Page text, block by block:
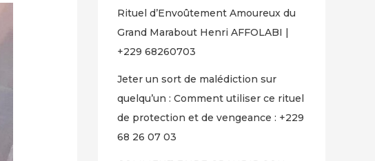
Rituel d’Envoûtement Amoureux du
Grand Marabout Henri AFFOLABI |
+229 68260703
Jeter un sort de malédiction sur
quelqu’un : Comment utiliser ce rituel
de protection et de vengeance : +229
68 26 07 03